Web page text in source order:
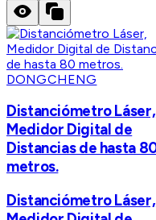
DONGCHENG
Distanciómetro Láser,
Medidor Digital de
Distancias de hasta
metros.
Distanciómetro Láser,